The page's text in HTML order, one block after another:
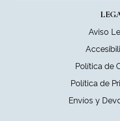
Aviso
Política de
Política de
Envíos y